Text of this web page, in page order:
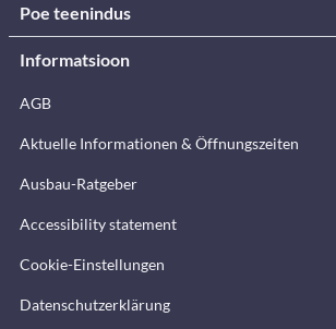
Poe teenindus
Informatsioon
AGB
Aktuelle Informationen & Öffnungszeiten
Ausbau-Ratgeber
Accessibility statement
Cookie-Einstellungen
Datenschutzerklärung